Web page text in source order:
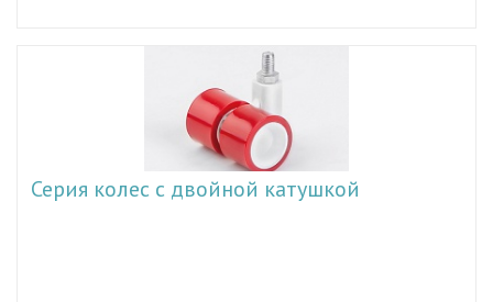
Серия колес с двойной катушкой